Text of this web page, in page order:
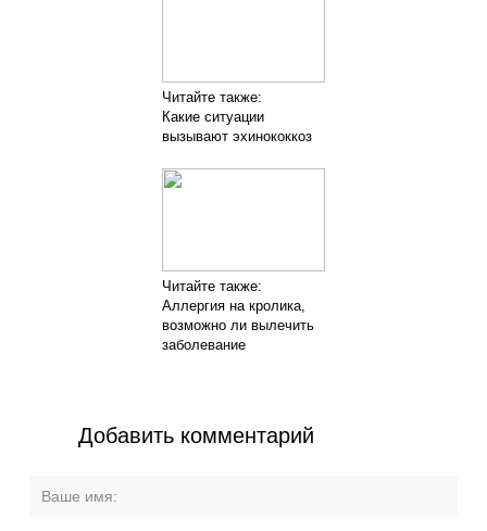
Читайте также:
Какие ситуации
вызывают эхинококкоз
Читайте также:
Аллергия на кролика,
возможно ли вылечить
заболевание
Добавить комментарий